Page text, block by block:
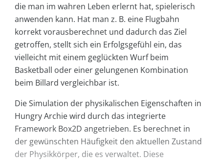
die man im wahren Leben erlernt hat, spielerisch
anwenden kann. Hat man z. B. eine Flugbahn
korrekt vorausberechnet und dadurch das Ziel
getroffen, stellt sich ein Erfolgsgefühl ein, das
vielleicht mit einem geglückten Wurf beim
Basketball oder einer gelungenen Kombination
beim Billard vergleichbar ist.
Die Simulation der physikalischen Eigenschaften in
Hungry Archie wird durch das integrierte
Framework Box2D angetrieben. Es berechnet in
der gewünschten Häufigkeit den aktuellen Zustand
der Physikkörper, die es verwaltet. Diese